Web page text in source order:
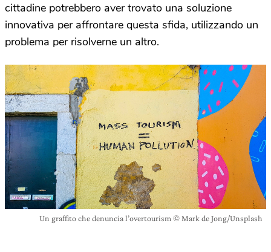
cittadine potrebbero aver trovato una soluzione
innovativa per affrontare questa sfida, utilizzando un
problema per risolverne un altro.
Un graffito che denuncia l’overtourism © Mark de Jong/Unsplash